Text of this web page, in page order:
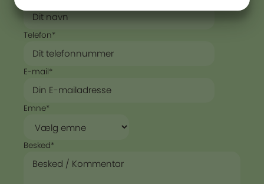
Telefon*
E-mail*
Emne*
Besked*
MARKETING